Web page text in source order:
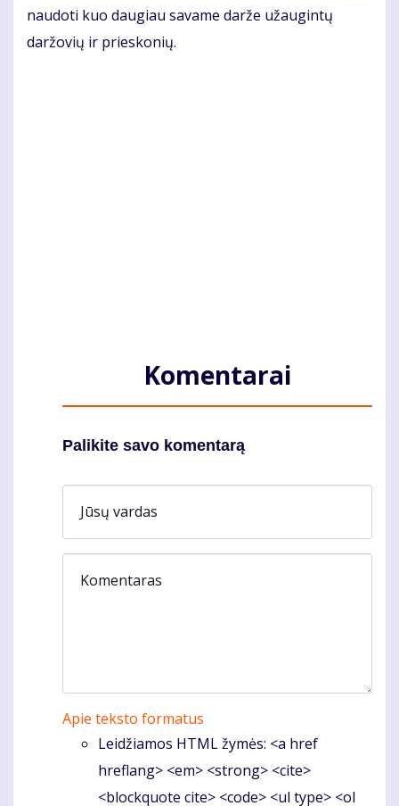
naudoti kuo daugiau savame darže užaugintų
daržovių ir prieskonių.
Komentarai
Palikite savo komentarą
Jūsų vardas
Komentaras
Apie teksto formatus
Leidžiamos HTML žymės: <a href
hreflang> <em> <strong> <cite>
<blockquote cite> <code> <ul type> <ol